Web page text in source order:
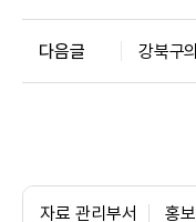
다음글 강북구
자료 관리부서
홍